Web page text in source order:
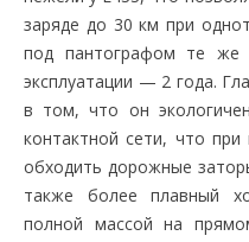
заряде до 30 км при
под пантографом те же
эксплуатации — 2 года.
в том, что он
контактной сети, что
обходить дорожные
также более плавный
полной массой на